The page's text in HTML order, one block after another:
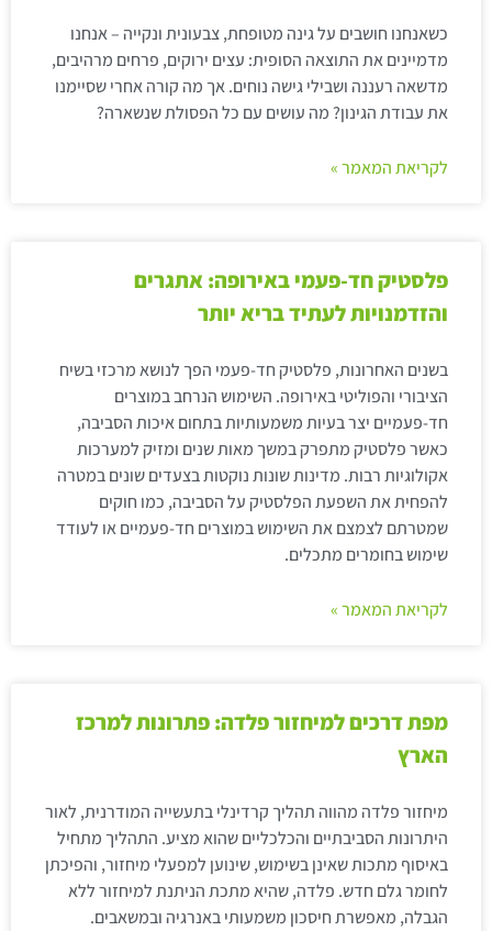
כשאנחנו חושבים על גינה מטופחת, צבעונית ונקייה – אנחנו
מדמיינים את התוצאה הסופית: עצים ירוקים, פרחים מרהיבים,
מדשאה רעננה ושבילי גישה נוחים. אך מה קורה אחרי שסיימנו
את עבודת הגינון? מה עושים עם כל הפסולת שנשארה?
לקריאת המאמר »
פלסטיק חד-פעמי באירופה: אתגרים
והזדמנויות לעתיד בריא יותר
בשנים האחרונות, פלסטיק חד-פעמי הפך לנושא מרכזי בשיח
הציבורי והפוליטי באירופה. השימוש הנרחב במוצרים
חד-פעמיים יצר בעיות משמעותיות בתחום איכות הסביבה,
כאשר פלסטיק מתפרק במשך מאות שנים ומזיק למערכות
אקולוגיות רבות. מדינות שונות נוקטות בצעדים שונים במטרה
להפחית את השפעת הפלסטיק על הסביבה, כמו חוקים
שמטרתם לצמצם את השימוש במוצרים חד-פעמיים או לעודד
שימוש בחומרים מתכלים.
לקריאת המאמר »
מפת דרכים למיחזור פלדה: פתרונות למרכז
הארץ
מיחזור פלדה מהווה תהליך קרדינלי בתעשייה המודרנית, לאור
היתרונות הסביבתיים והכלכליים שהוא מציע. התהליך מתחיל
באיסוף מתכות שאינן בשימוש, שינוען למפעלי מיחזור, והפיכתן
לחומר גלם חדש. פלדה, שהיא מתכת הניתנת למיחזור ללא
הגבלה, מאפשרת חיסכון משמעותי באנרגיה ובמשאבים.